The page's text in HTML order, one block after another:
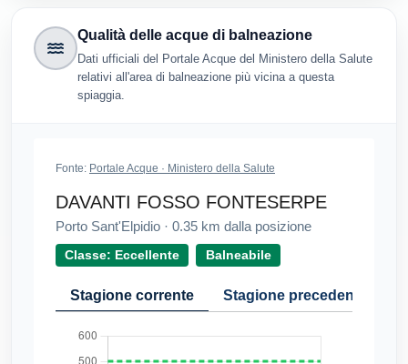
Qualità delle acque di balneazione
Dati ufficiali del Portale Acque del Ministero della Salute
relativi all'area di balneazione più vicina a questa
spiaggia.
Fonte: Portale Acque · Ministero della Salute
DAVANTI FOSSO FONTESERPE
Porto Sant'Elpidio · 0.35 km dalla posizione
Classe: Eccellente Balneabile
Stagione corrente Stagione precedente